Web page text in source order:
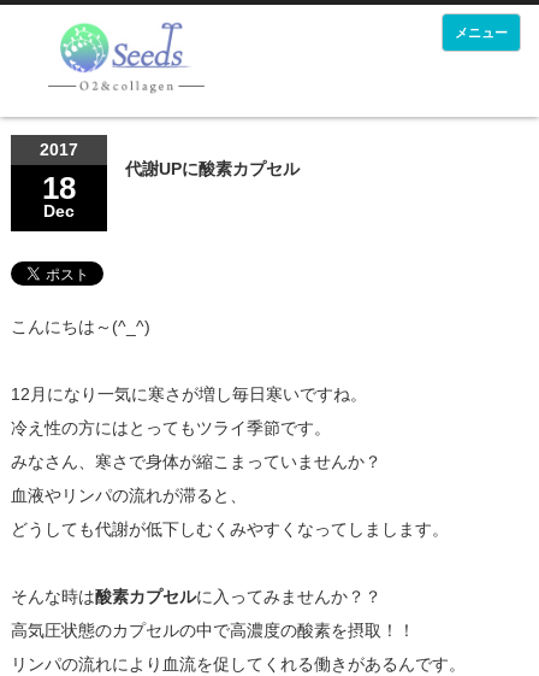
メニュー
2017
18
Dec
代謝UPに酸素カプセル
こんにちは～(^_^)
12月になり一気に寒さが増し毎日寒いですね。
冷え性の方にはとってもツライ季節です。
みなさん、寒さで身体が縮こまっていませんか？
血液やリンパの流れが滞ると、
どうしても代謝が低下しむくみやすくなってしまします。
そんな時は酸素カプセルに入ってみませんか？？
高気圧状態のカプセルの中で高濃度の酸素を摂取！！
リンパの流れにより血流を促してくれる働きがあるんです。